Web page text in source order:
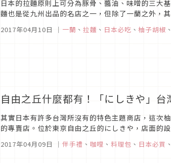
日本的拉麵原則上可分為豚骨、醬油、味噌的三大
麵也是從九州出品的名店之一，但除了一蘭之外，
2017年04月10日 ｜ 一蘭 、 拉麵 、 日本必吃 、 柚子胡椒 、
自由之丘什麼都有！「にしきや」
其實日本有許多台灣所沒有的特色主題商店，這次
的專賣店。位於東京自由之丘的にしきや，店面的
2017年04月09日 ｜ 伴手禮 、 咖哩 、 料理包 、 日本必買 、